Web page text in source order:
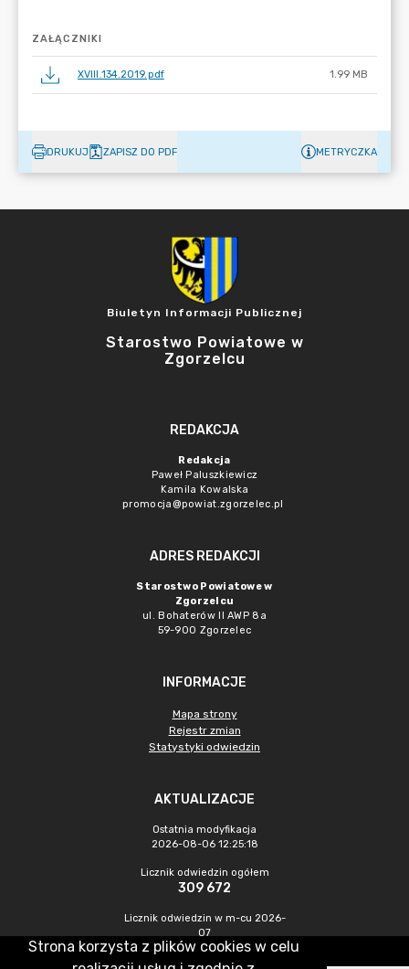
ZAŁĄCZNIKI
XVIII.134.2019.pdf 1.99 MB
DRUKUJ ZAPISZ DO PDF METRYCZKA
Biuletyn Informacji Publicznej
Starostwo Powiatowe w
Zgorzelcu
REDAKCJA
Redakcja
Paweł Paluszkiewicz
Kamila Kowalska
promocja@powiat.zgorzelec.pl
ADRES REDAKCJI
Starostwo Powiatowe w
Zgorzelcu
ul. Bohaterów II AWP 8a
59-900 Zgorzelec
INFORMACJE
Mapa strony
Rejestr zmian
Statystyki odwiedzin
AKTUALIZACJE
Ostatnia modyfikacja
2026-08-06 12:25:18
Licznik odwiedzin ogółem
309 672
Licznik odwiedzin w m-cu 2026-
07
370
Strona korzysta z plików cookies w celu